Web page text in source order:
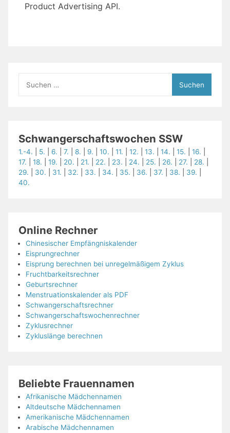
Product Advertising API.
nach:
Schwangerschaftswochen SSW
1.-4. 5. 6. |7. |8. 9. |10. |11. |12. |13. |14. |15. |16.
17. |18. |19. 20. 21. 22. 23. 24. 25. 26. 27. 28.
29.
30. 31. 32. 33. 34. 35. 36. 37. 38. 39.
40.
Online Rechner
Chinesischer Empfängniskalender
Eisprungrechner
Eisprung berechnen bei unregelmäßigem Zyklus
Fruchtbarkeitsrechner
Geburtsrechner
Menstruationskalender als PDF
Schwangerschaftsrechner
Schwangerschaftswochenrechner
Zyklusrechner
Zykluslänge berechnen
Beliebte Frauennamen
Afrikanische Mädchennamen
Altdeutsche Mädchennamen
Amerikanische Mädchennamen
Arabische Mädchennamen